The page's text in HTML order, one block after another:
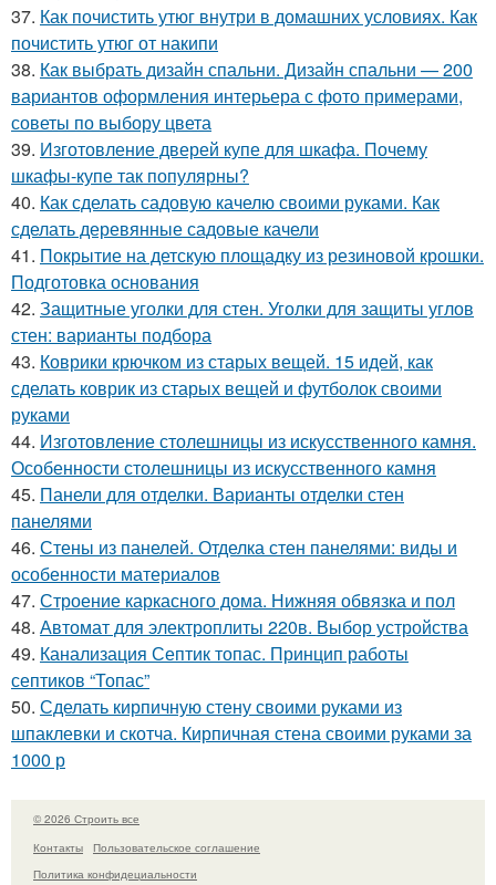
37. Как почистить утюг внутри в домашних условиях. Как
почистить утюг от накипи
38. Как выбрать дизайн спальни. Дизайн спальни — 200
вариантов оформления интерьера с фото примерами,
советы по выбору цвета
39. Изготовление дверей купе для шкафа. Почему
шкафы-купе так популярны?
40. Как сделать садовую качелю своими руками. Как
сделать деревянные садовые качели
41. Покрытие на детскую площадку из резиновой крошки.
Подготовка основания
42. Защитные уголки для стен. Уголки для защиты углов
стен: варианты подбора
43. Коврики крючком из старых вещей. 15 идей, как
сделать коврик из старых вещей и футболок своими
руками
44. Изготовление столешницы из искусственного камня.
Особенности столешницы из искусственного камня
45. Панели для отделки. Варианты отделки стен
панелями
46. Стены из панелей. Отделка стен панелями: виды и
особенности материалов
47. Строение каркасного дома. Нижняя обвязка и пол
48. Автомат для электроплиты 220в. Выбор устройства
49. Канализация Септик топас. Принцип работы
септиков “Топас”
50. Сделать кирпичную стену своими руками из
шпаклевки и скотча. Кирпичная стена своими руками за
1000 р
© 2026 Строить все
Контакты
Пользовательское соглашение
Политика конфидециальности